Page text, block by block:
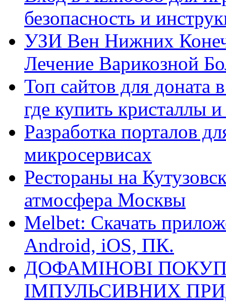
безопасность и
УЗИ Вен Нижних
Лечение Варикозной
Топ сайтов для
где купить кристаллы
Разработка порталов
микросервисах
Рестораны на
атмосфера Москвы
Melbet: Скачать
Android, iOS, ПК.
ДОФАМІНОВІ
ІМПУЛЬСИВНИХ